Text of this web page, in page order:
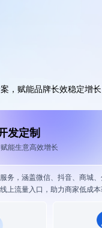
，赋能品牌长效稳定增长
发定制
能生意高效增长
务，涵盖微信、抖音、商城
上流量入口，助力商家低成